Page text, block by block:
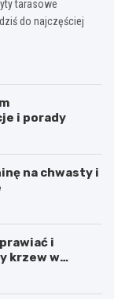
tarasowe
do najczęściej
i porady
na chwasty i
i
krzew w